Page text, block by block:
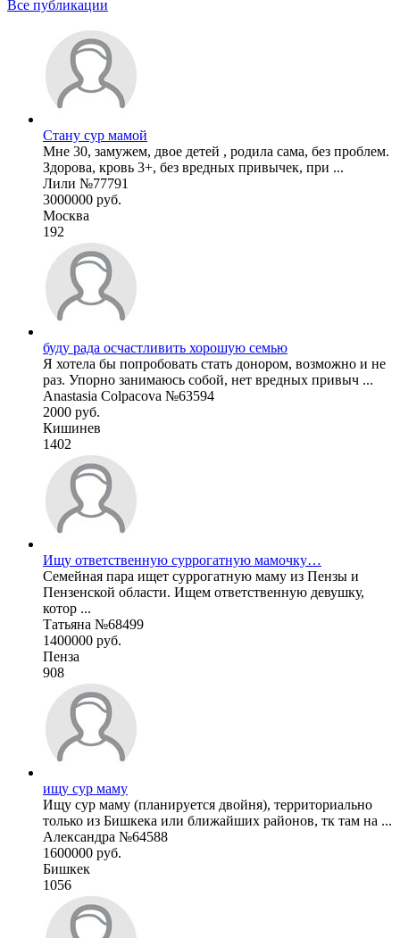
Все публикации
Стану сур мамой
Мне 30, замужем, двое детей , родила сама, без проблем.
Здорова, кровь 3+, без вредных привычек, при ...
Лили №77791
3000000 руб.
Москва
192
буду рада осчастливить хорошую семью
Я хотела бы попробовать стать донором, возможно и не
раз. Упорно занимаюсь собой, нет вредных привыч ...
Anastasia Colpacova №63594
2000 руб.
Кишинев
1402
Ищу ответственную суррогатную мамочку…
Семейная пара ищет суррогатную маму из Пензы и
Пензенской области. Ищем ответственную девушку,
котор ...
Татьяна №68499
1400000 руб.
Пенза
908
ищу сур маму
Ищу сур маму (планируется двойня), территориально
только из Бишкека или ближайших районов, тк там на ...
Александра №64588
1600000 руб.
Бишкек
1056